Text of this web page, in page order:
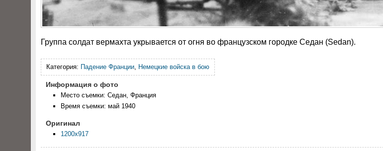
Группа солдат вермахта укрывается от огня во французском городке Седан (Sedan).
Категория: Падение Франции, Немецкие войска в бою
Информация о фото
Место съемки: Седан, Франция
Время съемки: май 1940
Оригинал
1200x917